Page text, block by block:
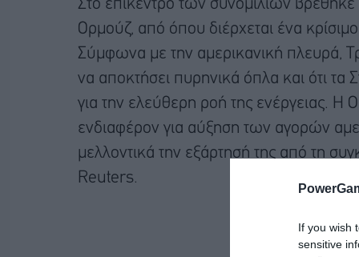
If you wish
sensitive
Στο επίκεντρο των συνομιλιών βρέθηκε
Ορμούζ, από όπου διέρχεται ένα
Σύμφωνα με την αμερικανική πλευρά,
να αποκτήσει πυρηνικά όπλα και ότι τα
για την ελεύθερη ροή της ενέργειας. Η
ενδιαφέρον για αύξηση των αγορών
μελλοντικά την εξάρτησή της από τη
Reuters.